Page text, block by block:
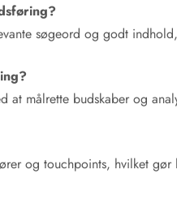
søgeord og godt
at målrette budskaber og
og touchpoints, hvilket